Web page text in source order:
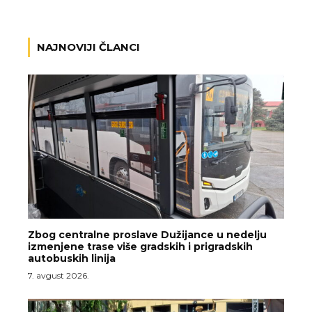
NAJNOVIJI ČLANCI
Zbog centralne proslave Dužijance u nedelju
izmenjene trase više gradskih i prigradskih
autobuskih linija
7. avgust 2026.